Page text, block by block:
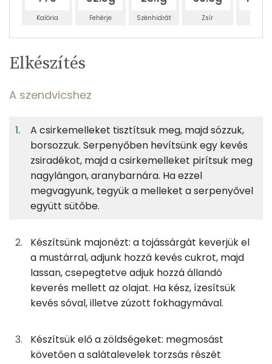
Kalória Fehérje Szénhidrát Zsír
Egy
adagban
13%
A szendvicshez
54gzsemle
147 kcal
113g csirkemellfilé
20gtokaszalonna
131 kcal
7gsalátalevél
1 kcal
0g fekete bors
0 kcal
TÁPANYAGTARTALOM
13%
Fehérje
12%
Szénhidrát
25%
Zsír
50%
Víz
TOP ásványi anyagok
Nátrium
Foszfor
Kálcium
Magnézium
TOP vitaminok
Elkészítés
A szendvicshez
A csirkemelleket tisztítsuk meg, majd sózzuk,
borsozzuk. Serpenyőben hevítsünk egy kevés
zsiradékot, majd a csirkemelleket pirítsuk meg
nagylángon, aranybarnára. Ha ezzel
megvagyunk, tegyük a melleket a serpenyővel
együtt sütőbe.
Készítsünk majonézt: a tojássárgát keverjük el
a mustárral, adjunk hozzá kevés cukrot, majd
lassan, csepegtetve adjuk hozzá állandó
keverés mellett az olajat. Ha kész, ízesítsük
kevés sóval, illetve zúzott fokhagymával.
Készítsük elő a zöldségeket: megmosást
követően a salátalevelek torzsás részét